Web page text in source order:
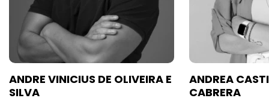
ANDRE VINICIUS DE OLIVEIRA E
SILVA
ANDREA
CABRERA